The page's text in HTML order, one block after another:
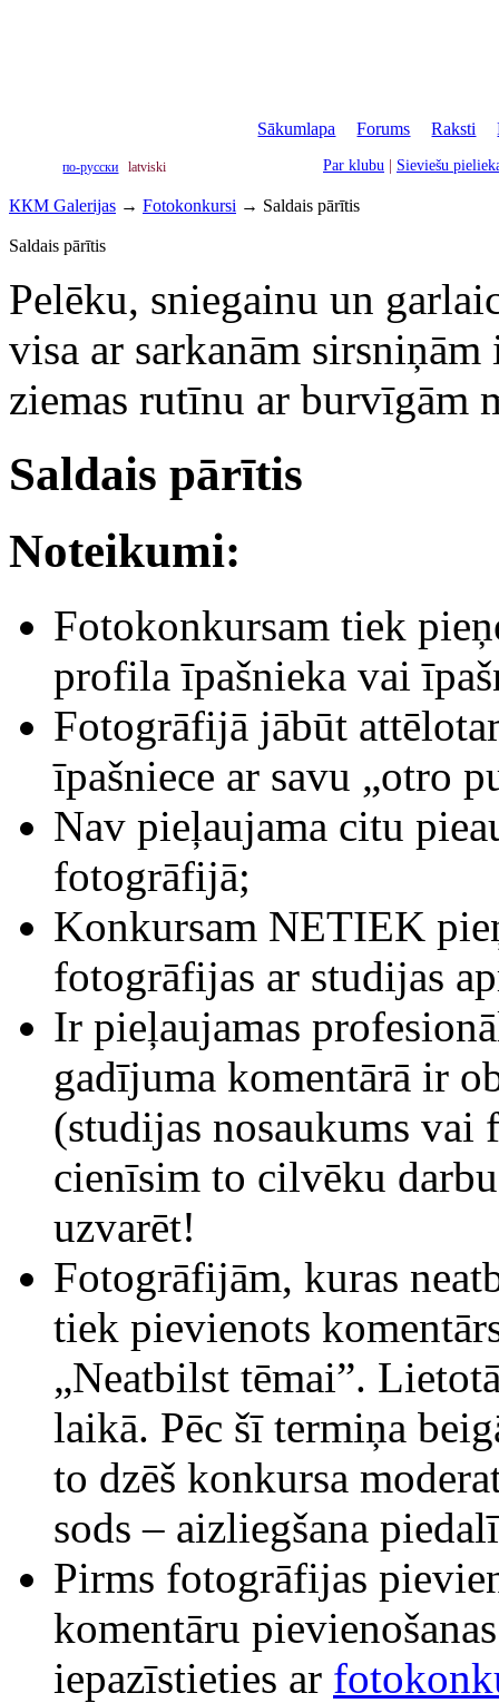
Sākumlapa |Forums |Raksti |
по-русски latviski Par klubu Sieviešu
ККМ Galerijas → Fotokonkursi → Saldais pārītis
Saldais pārītis
Pelēku, sniegainu un
visa ar sarkanām
ziemas rutīnu ar burvīgām
Saldais pārītis
Noteikumi:
Fotokonkursam tiek
profila īpašnieka vai
Fotogrāfijā jābūt
īpašniece ar savu „otro
Nav pieļaujama citu
fotogrāfijā;
Konkursam NETIEK
fotogrāfijas ar studijas
Ir pieļaujamas
gadījuma komentārā ir
(studijas nosaukums vai
cienīsim to cilvēku
uzvarēt!
Fotogrāfijām, kuras
tiek pievienots
„Neatbilst tēmai”.
laikā. Pēc šī termiņa
to dzēš konkursa
sods – aizliegšana
Pirms fotogrāfijas
komentāru
iepazīstieties ar